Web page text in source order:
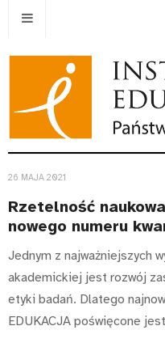
26 MAJA 2021
Rzetelność
nowego numeru
Jednym z najważniejszych
akademickiej jest rozwój
etyki badań. Dlatego
EDUKACJA poświęcone